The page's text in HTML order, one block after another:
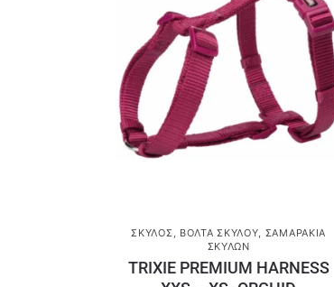
ΣΚΎΛΟΣ, ΒΌΛΤΑ ΣΚΎΛΟΥ, ΣΑΜΑΡΆΚΙΑ
ΣΚΎΛΩΝ
TRIXIE PREMIUM HARNESS